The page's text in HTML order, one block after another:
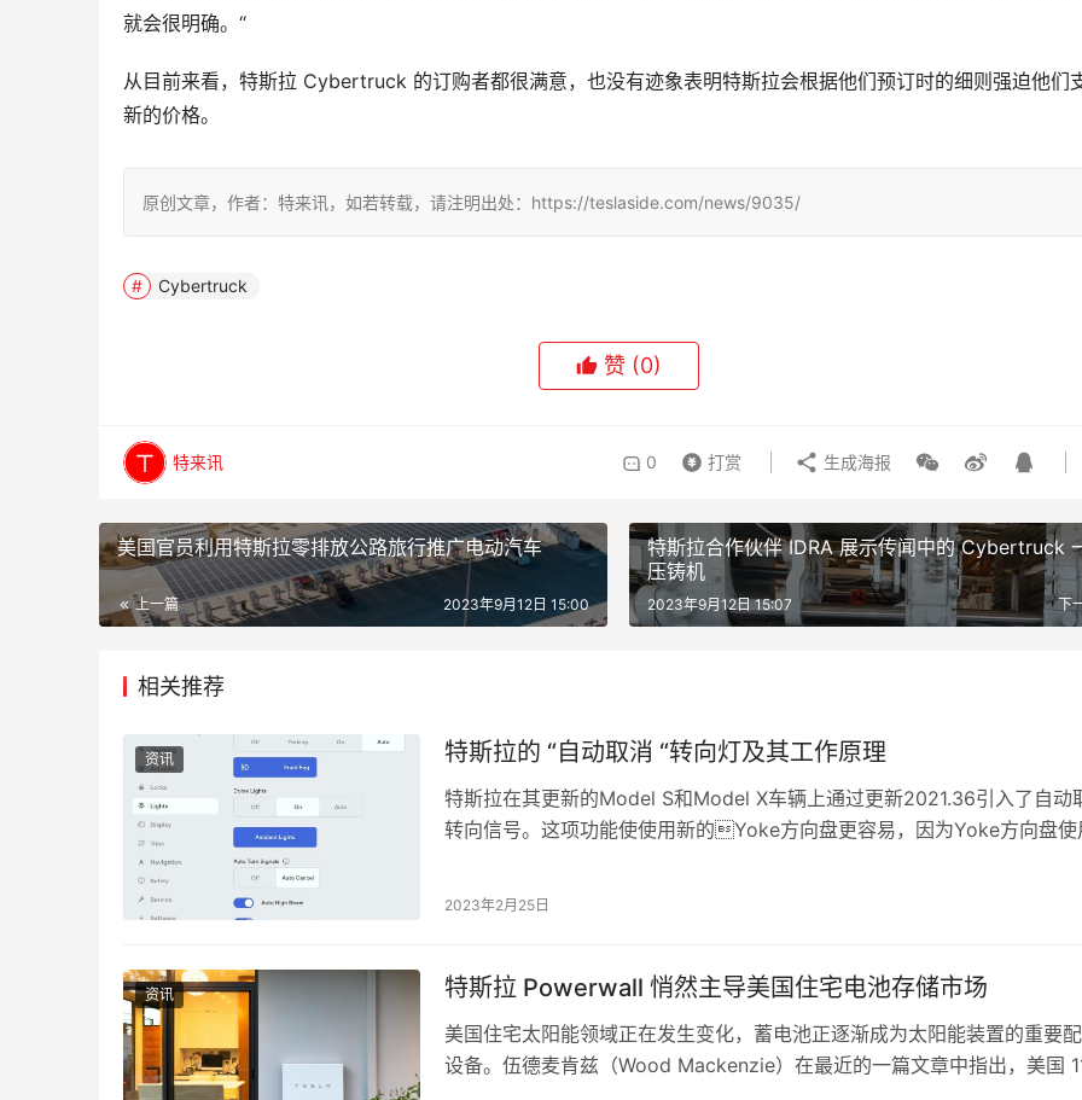
就会很明确。“
从目前来看，特斯拉 Cybertruck 的订购者都很满意，也没有迹象表明特斯拉会根据他们预订时的细则强迫他们
新的价格。
原创文章，作者：特来讯，如若转载，请注明出处：https://teslaside.com/news/9035/
Cybertruck
赞 (0)
特来讯 0 打赏 生成海报
美国官员利用特斯拉零排放公路旅行推广电动汽车
上一篇 2023年9月12日 15:00
特斯拉合作伙伴 IDRA 展示传闻中的 Cybertruck
压铸机
下
2023年9月12日 15:07
相关推荐
资讯 特斯拉的 “自动取消 “转向灯及其工作原理
特斯拉在其更新的Model S和Model X车辆上通过更新2021.36引入了自动
转向信号。这项功能使使用新的Yoke方向盘更容易，因为Yoke方向盘使
2023年2月25日
资讯 特斯拉 Powerwall 悄然主导美国住宅电池存储市场
美国住宅太阳能领域正在发生变化，蓄电池正逐渐成为太阳能装置的重要
设备。伍德麦肯兹（Wood Mackenzie）在最近的一篇文章中指出，美国